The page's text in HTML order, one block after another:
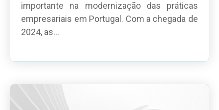
importante na modernização das práticas
empresariais em Portugal. Com a chegada de
2024, as...